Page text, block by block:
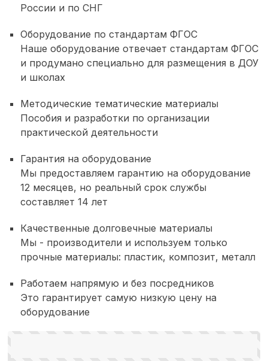
России и по СНГ
Оборудование по стандартам ФГОС
Наше оборудование отвечает стандартам ФГОС
и продумано специально для размещения в ДОУ
и школах
Методические тематические материалы
Пособия и разработки по организации
практической деятельности
Гарантия на оборудование
Мы предоставляем гарантию на оборудование
12 месяцев, но реальный срок службы
составляет 14 лет
Качественные долговечные материалы
Мы - производители и используем только
прочные материалы: пластик, композит, металл
Работаем напрямую и без посредников
Это гарантирует самую низкую цену на
оборудование